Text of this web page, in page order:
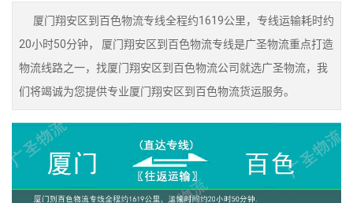
厦门翔安区到百色物流专线全程约1619公里，专线运输耗时约
20小时50分钟， 厦门翔安区到百色物流专线是广圣物流重点打造
物流线路之一，找厦门翔安区到百色物流公司就选广圣物流，我
们将竭诚为您提供专业厦门翔安区到百色物流货运服务。